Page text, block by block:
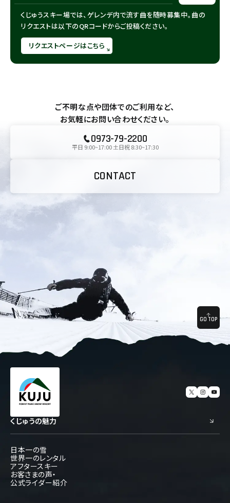
くじゅうスキー場では、ゲレンデ内で流す曲を随時募集中。 曲の
リクエストは以下のQRコードからご投稿ください。
リクエストページはこちら
ご不明な点や団体でのご利用など、
お気軽にお問い合わせください。
0973-79-2200
平日 9:00~17:00 土日祝 8:30~17:30
CONTACT
GO TOP
くじゅうの魅力
日本一の雪
世界一のレンタル
アフタースキー
お客さまの声・
公式ライダー紹介